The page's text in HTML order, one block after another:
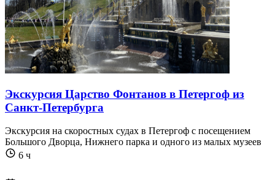
Экскурсия Царство Фонтанов в Петергоф из
Санкт-Петербурга
Экскурсия на скоростных судах в Петергоф с посещением
Большого Дворца, Нижнего парка и одного из малых музеев
6 ч